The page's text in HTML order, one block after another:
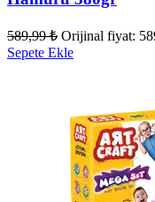
589,99₺ Orijinal fiyat:
Sepete Ekle